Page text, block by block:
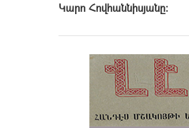
Կարո Հովհաննիսյանը։